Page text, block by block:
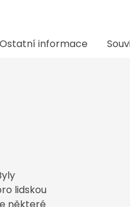
Ostatní informace
lidskou
některé